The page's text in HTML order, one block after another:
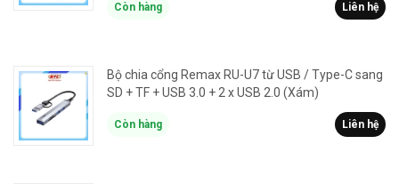
Còn hàng Liên hệ
Bộ chia cổng Remax RU-U7 từ USB / Type-C sang
SD + TF + USB 3.0 + 2 x USB 2.0 (Xám)
Còn hàng Liên hệ